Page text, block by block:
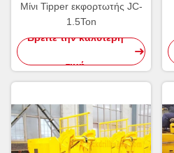
Μίνι Tipper εκφορτωτής JC-
1.5Ton
Βρείτε την καλύτερη
τιμή